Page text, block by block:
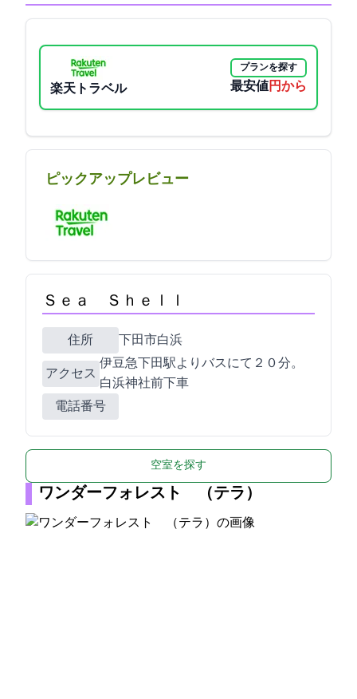
楽天トラベル
プランを探す
最安値11000円から
ピックアップレビュー
Ｓｅａ Ｓｈｅｌｌ
住所 下田市白浜1755
アクセス
伊豆急下田駅よりバスにて２０分。
白浜神社前下車
電話番号
空室を探す
ワンダーフォレスト TERRA（テラ）